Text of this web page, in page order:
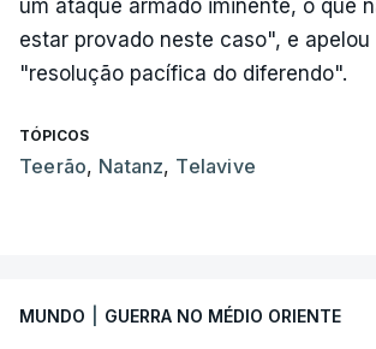
um ataque armado iminente, o que
estar provado neste caso", e apelou
"resolução pacífica do diferendo".
TÓPICOS
Teerão, Natanz, Telavive
MUNDO GUERRA NO MÉDIO ORIENTE